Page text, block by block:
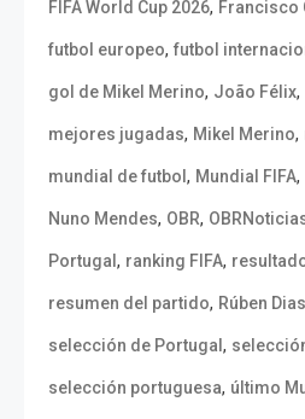
FIFA World Cup 2026, Francisco
futbol europeo, futbol
gol de Mikel Merino, João Félix,
mejores jugadas, Mikel Merino,
mundial de futbol , Mundial FIFA,
Nuno Mendes, OBR,
Portugal , ranking FIFA,
resumen del partido, Rúben Dias
selección de Portugal ,
selección portuguesa, último